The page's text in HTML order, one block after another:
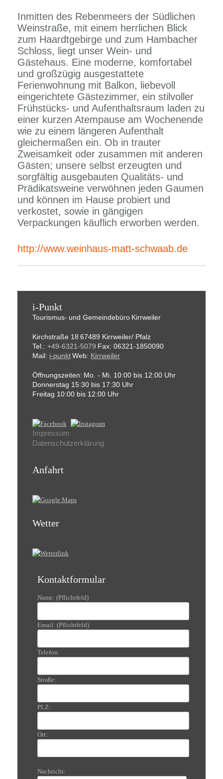
Inmitten des Rebenmeers der Südlichen
Weinstraße, mit einem herrlichen Blick
zum Haardtgebirge und zum Hambacher
Schloss, liegt unser Wein- und
Gästehaus. Eine moderne, komfortabel
und großzügig ausgestattete
Ferienwohnung mit Balkon, liebevoll
eingerichtete Gästezimmer, ein stilvoller
Frühstücks- und Aufenthaltsraum laden zu
einer kurzen Atempause am Wochenende
wie zu einem längeren Aufenthalt
gleichermaßen ein. Ob in trauter
Zweisamkeit oder zusammen mit anderen
Gästen; unsere selbst erzeugten und
sorgfältig ausgebauten Qualitäts- und
Prädikatsweine verwöhnen jeden Gaumen
und können im Hause probiert und
verkostet, sowie in gängigen
Verpackungen käuflich erworben werden.
http://www.weinhaus-matt-schwaab.de
i-Punkt
Tourismus- und Gemeindebüro Kirrweiler
Kirchstraße 18 67489 Kirrweiler/ Pfalz
Tel.: +49-6321-5079 Fax: 06321-1850090
Mail: i-punktWeb: Kirrweiler
Öffnungszeiten: Mo. - Mi. 10:00 bis 12:00 Uhr
Donnerstag 15:30 bis 17:30 Uhr
Freitag 10:00 bis 12:00 Uhr
Impressum
Datenschutzerklärung
Anfahrt
Wetter
Kontaktformular
Name: (Pflichtfeld)
Email: (Pflichtfeld)
Telefon:
Straße:
PLZ:
Ort:
Nachricht: